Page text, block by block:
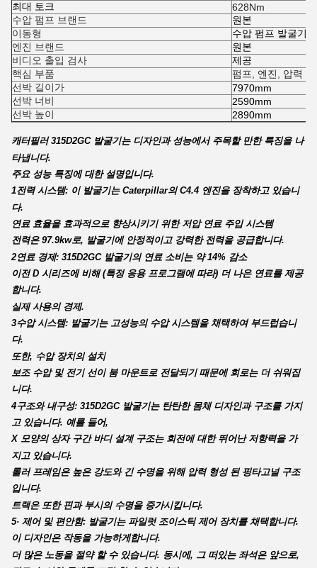
최대 토크
628Nm
수압 펌프 브랜드
원본
이동형
수압 펌프 발굴기
엔진 브랜드
원본
비디오 출입 검사
제공
핵심 부품
펌프, 엔진, 압력
선박 길이가
7970mm
선박 너비
2590mm
선박 높이
2890mm
캐터필러 315D2GC 발굴기는 디자인과 성능에서 주목할 만한 특징을 나
타냅니다.
주요 성능 특징에 대한 설명입니다.
1전력 시스템: 이 발굴기는 Caterpillar의 C4.4 엔진을 장착하고 있습니
다.
연료 효율을 효과적으로 향상시키기 위한 저압 연료 주입 시스템
전력은 97.9kw로, 발굴기에 안정적이고 강력한 전력을 공급합니다.
2연료 경제: 315D2GC 발굴기의 연료 소비는 약 14% 감소
이전 D 시리즈에 비해 (특정 응용 프로그램에 따라) 더 나은 연료를 제공
합니다.
실제 사용의 경제.
3수압 시스템: 발굴기는 고성능의 수압 시스템을 채택하여 부드럽습니
다.
또한, 수압 장치의 설치
보조 수압 및 전기 선이 붐 마운트로 전달되기 때문에 회로는 더 쉬워집
니다.
4구조와 내구성: 315D2GC 발굴기는 탄탄한 몸체 디자인과 구조를 가지
고 있습니다. 예를 들어,
X 모양의 상자 구간 바디 설계 구조는 회전에 대한 뛰어난 저항력을 가
지고 있습니다.
롤러 프레임은 높은 강도와 긴 수명을 위해 압력 형성 된 핑타고널 구조
입니다.
트랙은 또한 핀과 부시의 수명을 증가시킵니다.
5· 제어 및 편안함: 발굴기는 파일럿 조이스틱 제어 장치를 채택합니다.
이 디자인은 작동을 가능하게합니다.
더 많은 노동을 절약 할 수 있습니다. 동시에, 그 떠있는 좌석은 앞으로,